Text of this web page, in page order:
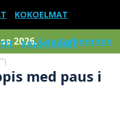
KOKOELMAT
RAJOITUKSET
2026.Lue tarkemmin
med paus i